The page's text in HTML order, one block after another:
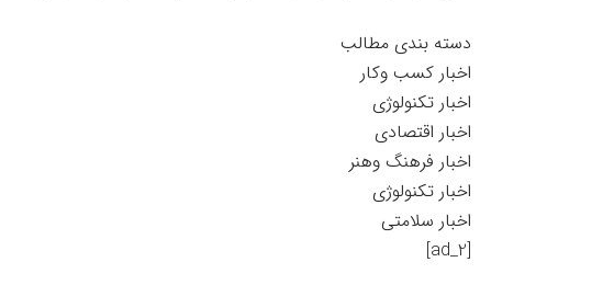
دسته بندی مطالب
اخبار کسب وکار
اخبار تکنولوژی
اخبار اقتصادی
اخبار فرهنگ وهنر
اخبار تکنولوژی
اخبار سلامتی
[ad_2]